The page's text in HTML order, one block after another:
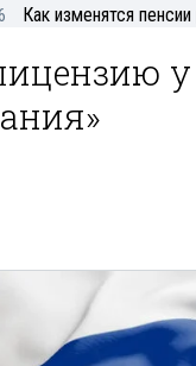
Как изменятся
у